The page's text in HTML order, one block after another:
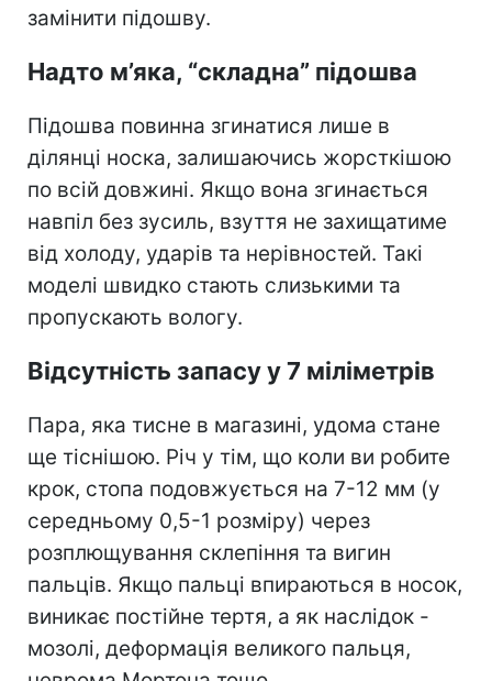
замінити підошву.
Надто м’яка, “складна” підошва
Підошва повинна згинатися лише в
ділянці носка, залишаючись жорсткішою
по всій довжині. Якщо вона згинається
навпіл без зусиль, взуття не захищатиме
від холоду, ударів та нерівностей. Такі
моделі швидко стають слизькими та
пропускають вологу.
Відсутність запасу у 7 міліметрів
Пара, яка тисне в магазині, удома стане
ще тіснішою. Річ у тім, що коли ви робите
крок, стопа подовжується на 7-12 мм (у
середньому 0,5-1 розміру) через
розплющування склепіння та вигин
пальців. Якщо пальці впираються в носок,
виникає постійне тертя, а як наслідок -
мозолі, деформація великого пальця,